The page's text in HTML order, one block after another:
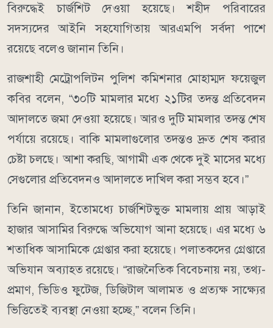
বিরুদ্ধেই চার্জশিট দেওয়া হয়েছে। শহীদ পরিবারের
সদস্যদের আইনি সহযোগিতায় আরএমপি সর্বদা পাশে
রয়েছে বলেও জানান তিনি।
রাজশাহী মেট্রোপলিটন পুলিশ কমিশনার মোহাম্মদ ফয়েজুল
কবির বলেন, “৩০টি মামলার মধ্যে ২১টির তদন্ত প্রতিবেদন
আদালতে জমা দেওয়া হয়েছে। আরও দুটি মামলার তদন্ত শেষ
পর্যায়ে রয়েছে। বাকি মামলাগুলোর তদন্তও দ্রুত শেষ করার
চেষ্টা চলছে। আশা করছি, আগামী এক থেকে দুই মাসের মধ্যে
সেগুলোর প্রতিবেদনও আদালতে দাখিল করা সম্ভব হবে।”
তিনি জানান, ইতোমধ্যে চার্জশিটভুক্ত মামলায় প্রায় আড়াই
হাজার আসামির বিরুদ্ধে অভিযোগ আনা হয়েছে। এর মধ্যে ৬
শতাধিক আসামিকে গ্রেপ্তার করা হয়েছে। পলাতকদের গ্রেপ্তারে
অভিযান অব্যাহত রয়েছে। “রাজনৈতিক বিবেচনায় নয়, তথ্য-
প্রমাণ, ভিডিও ফুটেজ, ডিজিটাল আলামত ও প্রত্যক্ষ সাক্ষ্যের
ভিত্তিতেই ব্যবস্থা নেওয়া হচ্ছে,” বলেন তিনি।